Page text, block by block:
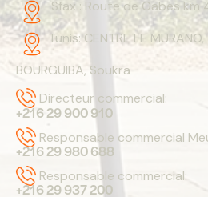
Sfax : Route de Gabes km
Tunis:CENTRE LE
BOURGUIBA, Soukra
Directeur commercial:
+216 29 900 910
Responsable commercial
+216 29 980 688
Responsable commercial:
+216 29 937 200